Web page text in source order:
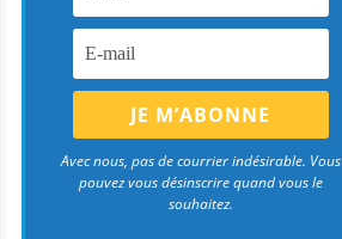
Avec nous, pas de courrier indésirable. Vous
pouvez vous désinscrire quand vous le
souhaitez.